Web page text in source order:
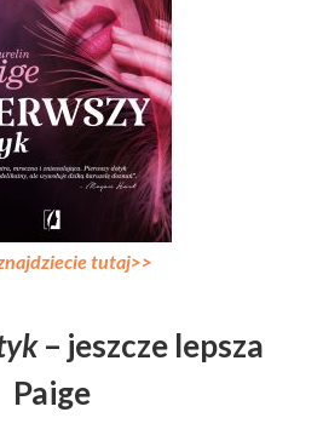
tutaj>>
– jeszcze lepsza
Paige